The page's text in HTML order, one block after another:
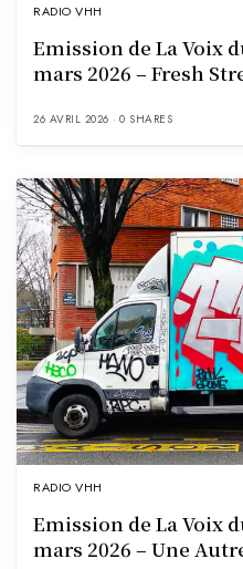
RADIO VHH
Emission de La Voix
mars 2026 – Fresh
26 AVRIL 2026 0 SHARES
RADIO VHH
Emission de La Voix
mars 2026 – Une